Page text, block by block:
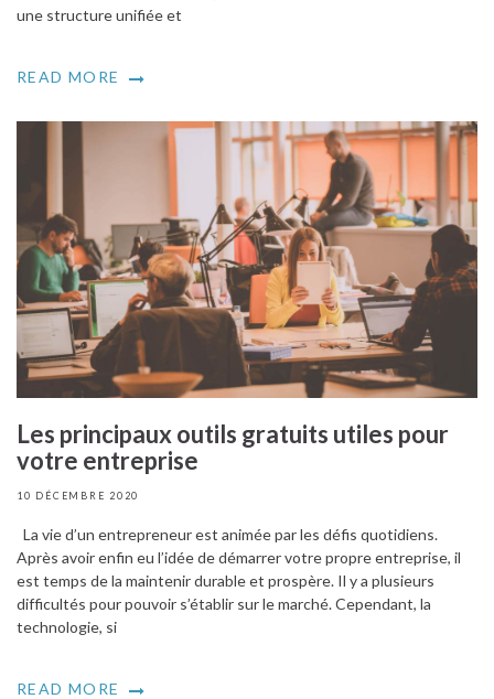
une structure unifiée et
READ MORE
Les principaux outils gratuits utiles pour
votre entreprise
10 DÉCEMBRE 2020
La vie d’un entrepreneur est animée par les défis quotidiens.
Après avoir enfin eu l’idée de démarrer votre propre entreprise, il
est temps de la maintenir durable et prospère. Il y a plusieurs
difficultés pour pouvoir s’établir sur le marché. Cependant, la
technologie, si
READ MORE